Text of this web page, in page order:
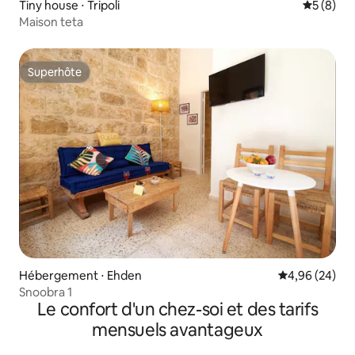
Tiny house ⋅ Tripoli
5 (8)
Maison teta
Superhôte
Superhôte
Hébergement ⋅ Ehden Évaluation
4,96 (24)
Snoobra 1
Le confort d'un chez-soi et des tarifs
mensuels avantageux